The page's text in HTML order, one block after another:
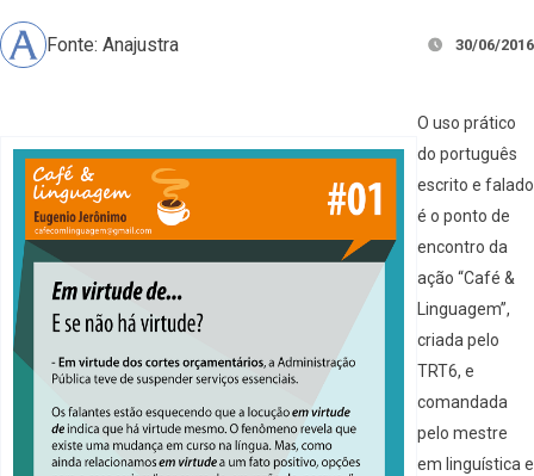
Fonte: Anajustra 30/06/2016
O uso prático
do português
escrito e falado
é o ponto de
encontro da
ação “Café &
Linguagem”,
criada pelo
TRT6, e
comandada
pelo mestre
em linguística e